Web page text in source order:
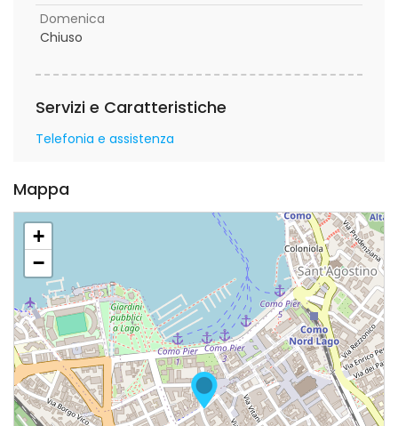
Domenica
Chiuso
Servizi e Caratteristiche
Telefonia e assistenza
Mappa
+
−